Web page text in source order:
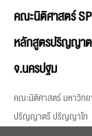
คณะนิติศาสตร์
หลักสูตรปริญญาต
จ.นครปฐม
คณะนิติศาสตร์ มหาวิทย
ปริญญาตรี ปริญญาโท